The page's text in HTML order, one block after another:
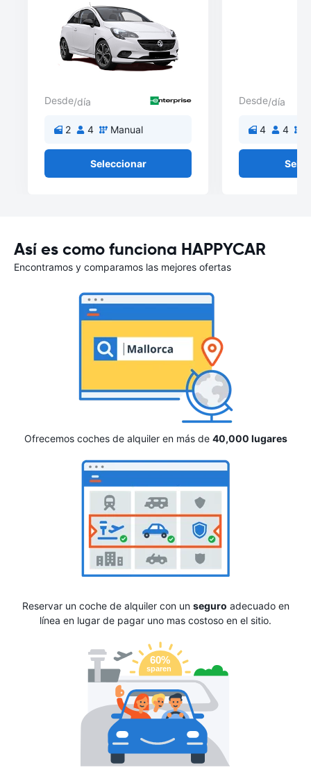
Desde/día
2 4 Manual
Seleccionar
Desde/día
4 4
Así es como funciona HAPPYCAR
Encontramos y comparamos las mejores ofertas
Ofrecemos coches de alquiler en más de 40,000 lugares
Reservar un coche de alquiler con un seguro adecuado en
línea en lugar de pagar uno mas costoso en el sitio.